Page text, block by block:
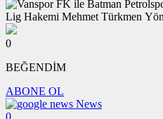
0
BEĞENDİM
ABONE OL
News
0